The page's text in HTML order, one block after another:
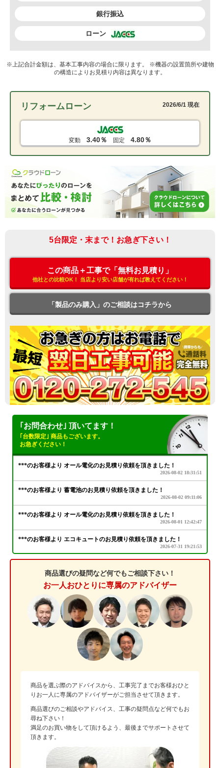
銀行振込
ローン
※上記合計金額は、基本工事内容の場合に限ります。 ※機器の設置箇所や建物
の構造によりお見積り内容は異なります。
リフォームローン 2026/6/1 現在
変動 3.40％ 固定 4.80％
5台限定・末まで！お急ぎ下さい！
この商品＋工事で「無料お見積り」
他社との比較OK！ 当店より安い店舗が有れば教えてください！
「製品のみ購入」のご相談はコチラから
｢お問合わせ｣ 頂いてます！
｢台数限定｣ 商品もございます。
お急ぎください！
商品選びの疑問など何でもご相談下さい！
お一人おひとりに専属のアドバイザー
商品を選ぶ際のアドバイスから、工事完了までお客様おひと
りお一人に専属のアドバイザーがご担当させて頂きます。
商品選びのご相談やアドバイス、工事の疑問点など何でもお
尋ね下さい！
満足のお買い物をして頂けるよう、最後までサポートさせて
頂きます。